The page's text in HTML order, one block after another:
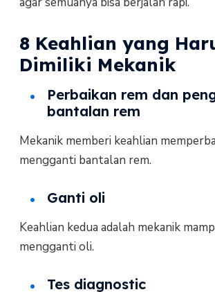
8 Keahlian yang
Dimiliki Mekanik
Perbaikan rem dan
bantalan rem
Mekanik memberi keahlian
mengganti bantalan rem.
Ganti oli
Keahlian kedua adalah mekanik
mengganti oli.
Tes diagnostic